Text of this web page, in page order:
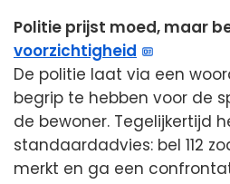
Politie prijst moed, maar
voorzichtigheid
De politie laat via een
begrip te hebben voor de
de bewoner. Tegelijkertijd
standaardadvies: bel 112
merkt en ga een